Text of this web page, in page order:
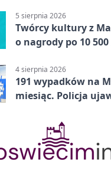
5 sierpnia 2026
Twórcy kultury z
o nagrody po 10 500
4 sierpnia 2026
191 wypadków na
miesiąc. Policja